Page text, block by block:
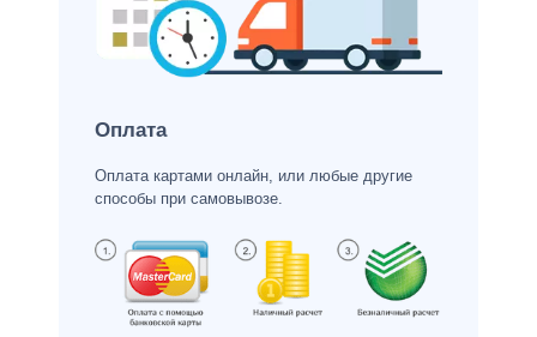
Оплата
Оплата картами онлайн, или любые другие
способы при самовывозе.